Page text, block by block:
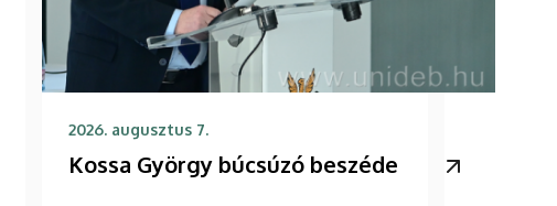
2026. augusztus 7.
Kossa György búcsúzó beszéde